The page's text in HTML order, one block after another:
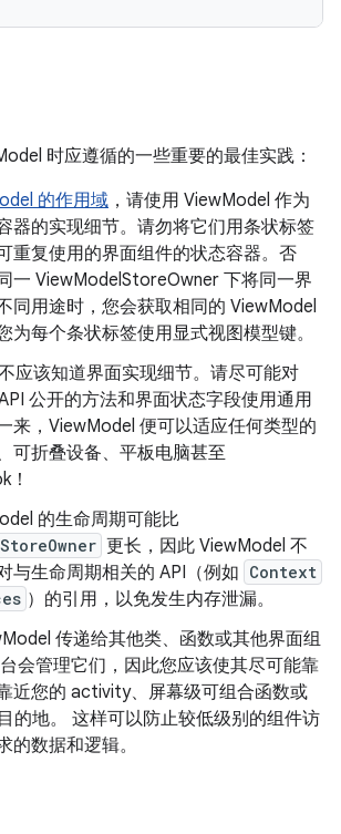
时应遵循的一些重要的最佳实践：
的作用域 ，请使用 ViewModel 作为
器的实现细节。请勿将它们用条状标签
重复使用的界面组件的状态容器。否
一 ViewModelStoreOwner 下将同一界
同用途时，您会获取相同的 ViewModel
为每个条状标签使用显式视图模型键。
应该知道界面实现细节。请尽可能对
公开的方法和界面状态字段使用通用
来，ViewModel 便可以适应任何类型的
可折叠设备、平板电脑甚至
！
的生命周期可能比
更长，因此 ViewModel 不
与生命周期相关的 API（例如 Context
）的引用，以免发生内存泄漏。
传递给其他类、函数或其他界面组
会管理它们，因此您应该使其尽可能靠
近您的 activity、屏幕级可组合函数或
的地。 这样可以防止较低级别的组件访
的数据和逻辑。